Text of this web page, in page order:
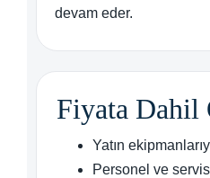
devam eder.
Fiyata Dahil
Yatın
Personel ve